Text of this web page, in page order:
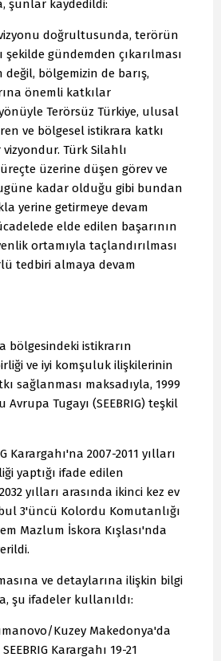
şunlar kaydedildi:
doğrultusunda, terörün
şekilde gündemden çıkarılması
bölgemizin de barış,
önemli katkılar
Terörsüz Türkiye, ulusal
ve bölgesel istikrara katkı
Türk Silahlı
üzerine düşen görev ve
kadar olduğu gibi bundan
yerine getirmeye devam
elde edilen başarının
ortamıyla taçlandırılması
tedbiri almaya devam
bölgesindeki istikrarın
ve iyi komşuluk ilişkilerinin
sağlanması maksadıyla, 1999
Avrupa Tugayı (SEEBRIG) teşkil
Karargahı'na 2007-2011 yılları
yaptığı ifade edilen
yılları arasında ikinci kez ev
3'üncü Kolordu Komutanlığı
Mazlum İskora Kışlası'nda
ve detaylarına ilişkin bilgi
şu ifadeler kullanıldı:
Kuzey Makedonya'da
Karargahı 19-21